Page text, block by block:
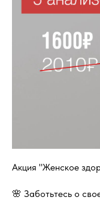
Акция "Женское
🌸 Заботьтесь о